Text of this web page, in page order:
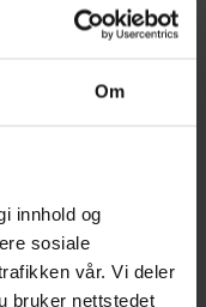
Om
innhold og
sosiale
vår. Vi deler
bruker nettstedet
Rosa
smykkeskrinet
å se innholdet.
i både soverom og
hjelper esken